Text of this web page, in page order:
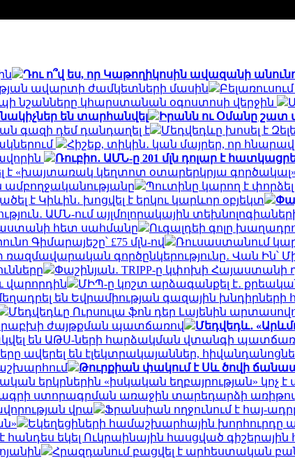
Դու ո՞վ ես, որ Կաթողիկոսին ավազանի
ավարտի ժամկետների մասին
նշանները կհարստանան օգոստոսի վերջին
են տարհանվել
Իրանն ու Օմանը շատ
գազի դեմ դանդաղել է
Մեդվեդևը խոսել է
Հիշեք, տիկին․ կան մայրեր, որ
Ռուբիո․ ԱՄՆ-ը 201 մլն դոլար է
«խայտառակ կեղտոտ օտարերկրյա
ամբողջականությանը
Պուտինը կարող է փորձել
է Կիևին․ խոցվել է երկու կարևոր օբյեկտ
ԱՄՆ-ում այլմոլորակային
հետ սահմանը
Ուգալդեի գոլը
Գիմարայեշը՝ £75 մլն-ով
Ռուսաստանում
գործընկերությունը․ Վան Ին՝
Փաշինյան․ TRIPP-ը կփոխի
վարորդին
ՄԻՊ-ը կոշտ արձագանքել է․
են Եվրամիության գազային խնդիրների
Մեդվեդևը Ուրսուլա ֆոն դեր Լայենին
հրաբխի ժայթքման պատճառով
Մեդվեդև․
են ԱԹՍ-ների հարձակման վտանգի
ավերել են էլեկտրակայաններ,
Թուրքիան փակում է Սև ծովի
երկրներին «իսկական եղբայրության» կոչ է
ստորագրման առաջին տարեդարձի
վրա
Ֆրանսիան ողջունում է հայ-
Եկեղեցիների համաշխարհային խորհուրդը
է հանդես եկել Ուկրաինային հասցված
Հրազդանում բացվել է արհեստական